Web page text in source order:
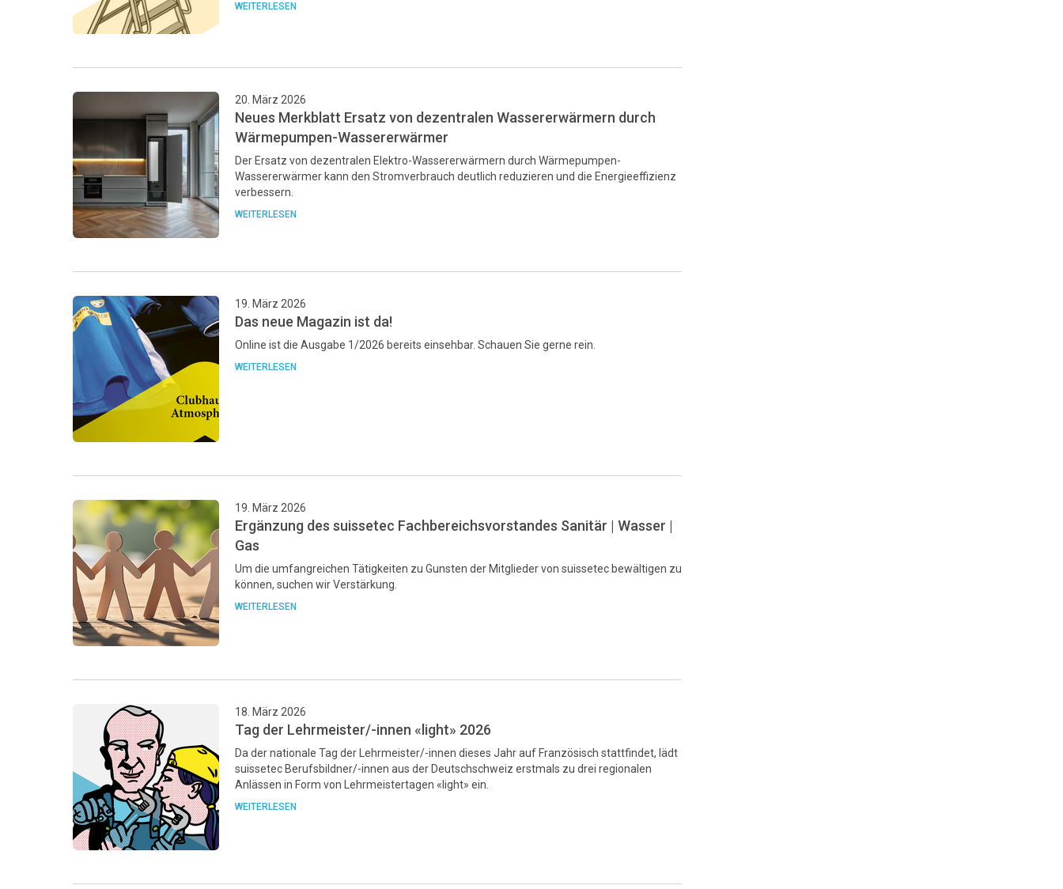
WEITERLESEN
20. März 2026
Neues Merkblatt Ersatz von dezentralen Wassererwärmern durch
Wärmepumpen-Wassererwärmer
Der Ersatz von dezentralen Elektro-Wassererwärmern durch Wärmepumpen-
Wassererwärmer kann den Stromverbrauch deutlich reduzieren und die Energieeffizienz
verbessern.
WEITERLESEN
19. März 2026
Das neue Magazin ist da!
Online ist die Ausgabe 1/2026 bereits einsehbar. Schauen Sie gerne rein.
WEITERLESEN
19. März 2026
Ergänzung des suissetec Fachbereichsvorstandes Sanitär | Wasser |
Gas
Um die umfangreichen Tätigkeiten zu Gunsten der Mitglieder von suissetec bewältigen zu
können, suchen wir Verstärkung.
WEITERLESEN
18. März 2026
Tag der Lehrmeister/-innen «light» 2026
Da der nationale Tag der Lehrmeister/-innen dieses Jahr auf Französisch stattfindet, lädt
suissetec Berufsbildner/-innen aus der Deutschschweiz erstmals zu drei regionalen
Anlässen in Form von Lehrmeistertagen «light» ein.
WEITERLESEN